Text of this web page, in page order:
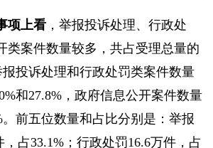
项上看 ，举报投诉处理、行政处
类案件数量较多，共占受理总量的
报投诉处理和行政处罚类案件数量
和27.8%，政府信息公开案件数量
。前五位数量和占比分别是：举报
占33.1%；行政处罚16.6万件，占